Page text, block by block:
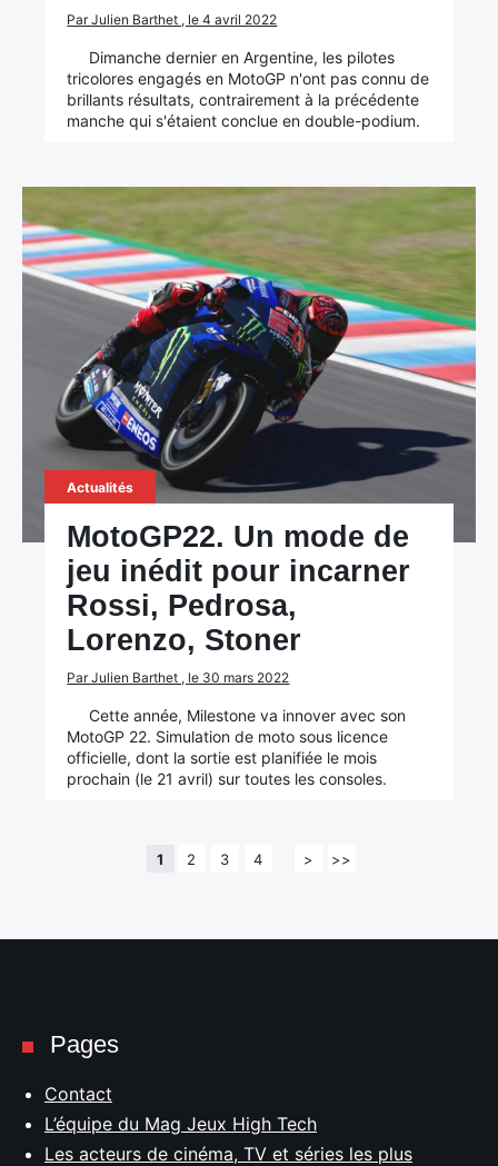
Par Julien Barthet , le 4 avril 2022
Dimanche dernier en Argentine, les pilotes
tricolores engagés en MotoGP n'ont pas connu de
brillants résultats, contrairement à la précédente
manche qui s'étaient conclue en double-podium.
Actualités
MotoGP22. Un mode de
jeu inédit pour incarner
Rossi, Pedrosa,
Lorenzo, Stoner
Par Julien Barthet , le 30 mars 2022
Cette année, Milestone va innover avec son
MotoGP 22. Simulation de moto sous licence
officielle, dont la sortie est planifiée le mois
prochain (le 21 avril) sur toutes les consoles.
1 2 3 4 > >>
Pages
Contact
L’équipe du Mag Jeux High Tech
Les acteurs de cinéma, TV et séries les plus